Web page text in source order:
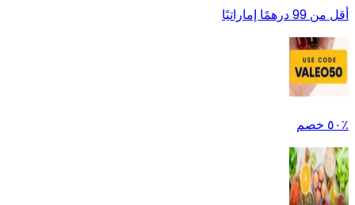
أقل من 99 درهمًا إماراتيًا
٪٥٠ خصم